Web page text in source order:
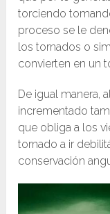
torciendo
proceso se le
los tornados o
convierten en un
De igual manera,
incrementado
que obliga a los
tornado a ir
conservación